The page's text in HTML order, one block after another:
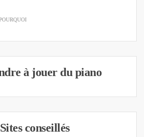
à jouer du piano
Sites conseillés